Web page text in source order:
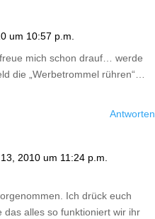
um 10:57 p.m.
mich schon drauf… werde
die „Werbetrommel rühren“…
Antworten
2010 um 11:24 p.m.
Ich drück euch
alles so funktioniert wir ihr